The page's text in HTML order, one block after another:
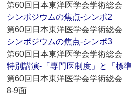
第60回日本東洋医学会学術総会
シンポジウムの焦点‐シンポ2
第60回日本東洋医学会学術総会
シンポジウムの焦点‐シンポ3
第60回日本東洋医学会学術総会
特別講演‐「専門医制度」と「標
第60回日本東洋医学会学術総会
8-9面